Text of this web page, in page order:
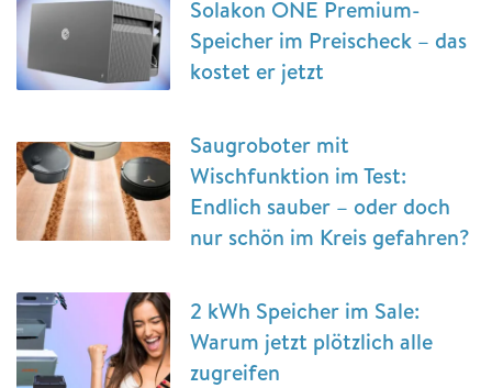
Solakon ONE Premium-
Speicher im Preischeck – das
kostet er jetzt
Saugroboter mit
Wischfunktion im Test:
Endlich sauber – oder doch
nur schön im Kreis gefahren?
2 kWh Speicher im Sale:
Warum jetzt plötzlich alle
zugreifen